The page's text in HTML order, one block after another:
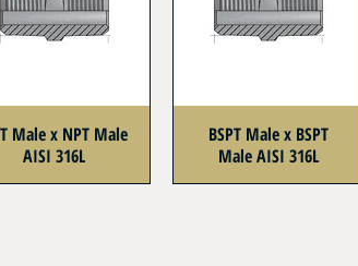
Male x NPT Male
AISI 316L
BSPT Male x BSPT
Male AISI 316L